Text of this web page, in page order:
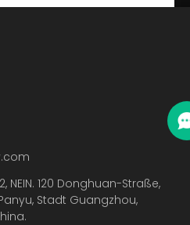
NEIN. 120 Donghuan-Straße,
Stadt Guangzhou,